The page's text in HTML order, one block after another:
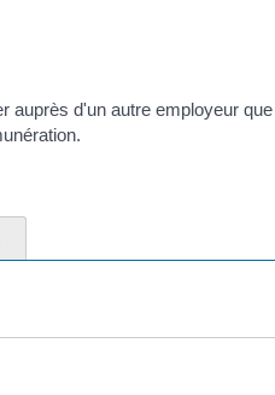
d'un autre employeur